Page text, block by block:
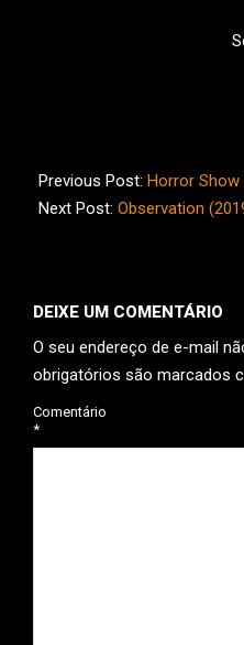
09-
28
Previous Post: Horror Show
Next Post: Observation
DEIXE UM COMENTÁRIO
O seu endereço de e-mail
obrigatórios são marcados
Comentário
*